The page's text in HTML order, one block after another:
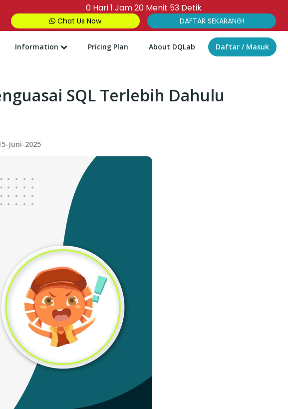
0Hari1 Jam20Menit 52Detik
Chat Us Now DAFTAR SEKARANG!
Information Pricing Plan About DQLab Daftar / Masuk
SQL Terlebih Dahulu
Juni-2025